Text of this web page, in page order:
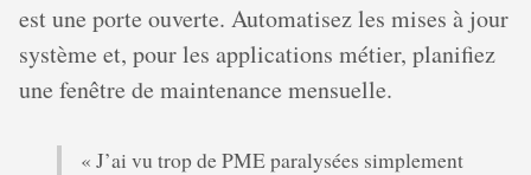
est une porte ouverte. Automatisez les mises à jour
système et, pour les applications métier, planifiez
une fenêtre de maintenance mensuelle.
« J’ai vu trop de PME paralysées simplement